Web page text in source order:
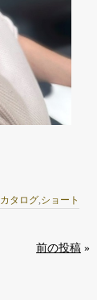
カタログ,ショート
前の投稿 »